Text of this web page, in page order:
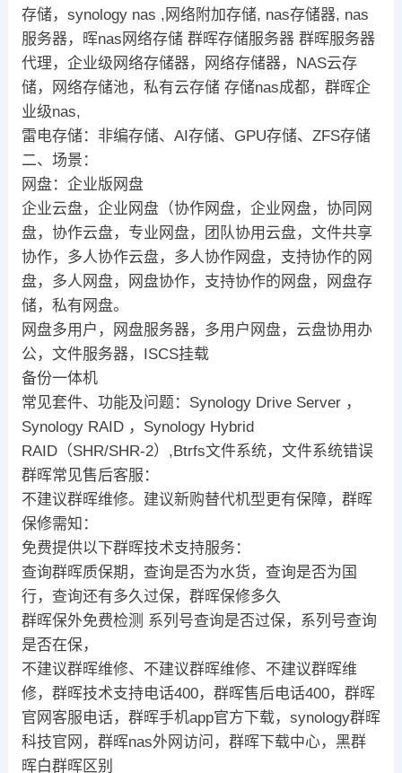
存储，synology nas ,网络附加存储, nas存储器, nas
服务器，晖nas网络存储 群晖存储服务器 群晖服务器
代理，企业级网络存储器，网络存储器，NAS云存
储，网络存储池，私有云存储 存储nas成都，群晖企
业级nas,
雷电存储：非编存储、AI存储、GPU存储、ZFS存储
二、场景：
网盘：企业版网盘
企业云盘，企业网盘（协作网盘，企业网盘，协同网
盘，协作云盘，专业网盘，团队协用云盘，文件共享
协作，多人协作云盘，多人协作网盘，支持协作的网
盘，多人网盘，网盘协作，支持协作的网盘，网盘存
储，私有网盘。
网盘多用户，网盘服务器，多用户网盘，云盘协用办
公，文件服务器，ISCS挂载
备份一体机
常见套件、功能及问题：Synology Drive Server ，
Synology RAID ，Synology Hybrid
RAID（SHR/SHR-2）,Btrfs文件系统，文件系统错误
群晖常见售后客服：
不建议群晖维修。建议新购替代机型更有保障，群晖
保修需知：
免费提供以下群晖技术支持服务：
查询群晖质保期，查询是否为水货，查询是否为国
行，查询还有多久过保，群晖保修多久
群晖保外免费检测 系列号查询是否过保，系列号查询
是否在保，
不建议群晖维修、不建议群晖维修、不建议群晖维
修，群晖技术支持电话400，群晖售后电话400，群晖
官网客服电话，群晖手机app官方下载，synology群晖
科技官网，群晖nas外网访问，群晖下载中心，黑群
晖白群晖区别